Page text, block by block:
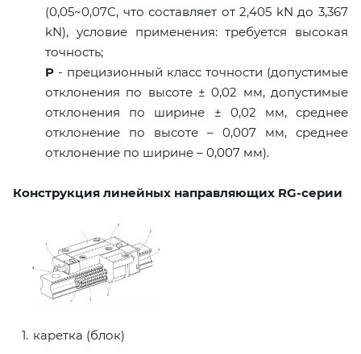
(0,05~0,07C, что составляет от 2,405 kN до 3,367
kN), условие применения: требуется высокая
точность;
P - прецизионный класс точности (допустимые
отклонения по высоте ± 0,02 мм, допустимые
отклонения по ширине ± 0,02 мм, среднее
отклонение по высоте – 0,007 мм, среднее
отклонение по ширине – 0,007 мм).
Конструкция линейных направляющих RG-серии
каретка (блок)